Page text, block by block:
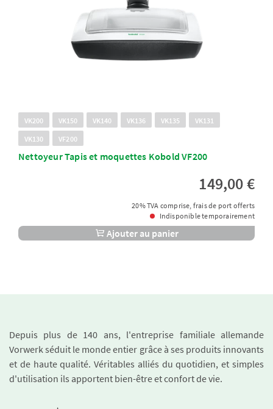
VK200 VK150 VK140 VK136 VK135
VK131
VK130
VF200
Nettoyeur Tapis et moquettes Kobold VF200
149,00 €
20% TVA comprise, frais de port offerts
Indisponible temporairement
Ajouter au panier
Depuis plus de 140 ans, l'entreprise familiale allemande
Vorwerk séduit le monde entier grâce à ses produits innovants
et de haute qualité. Véritables alliés du quotidien, et simples
d'utilisation ils apportent bien-être et confort de vie.